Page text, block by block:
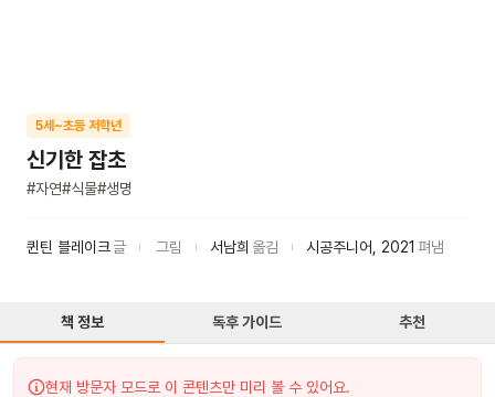
5세~초등 저학년
신기한 잡초
#자연#식물#생명
퀸틴 블레이크글 그림 서남희 옮김 시공주니어 2021 펴냄
책 정보 독후 가이드 추천
현재 방문자 모드로 이 콘텐츠만 미리 볼 수 있어요.